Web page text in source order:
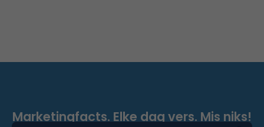
Marketingfacts. Elke dag vers. Mis niks!